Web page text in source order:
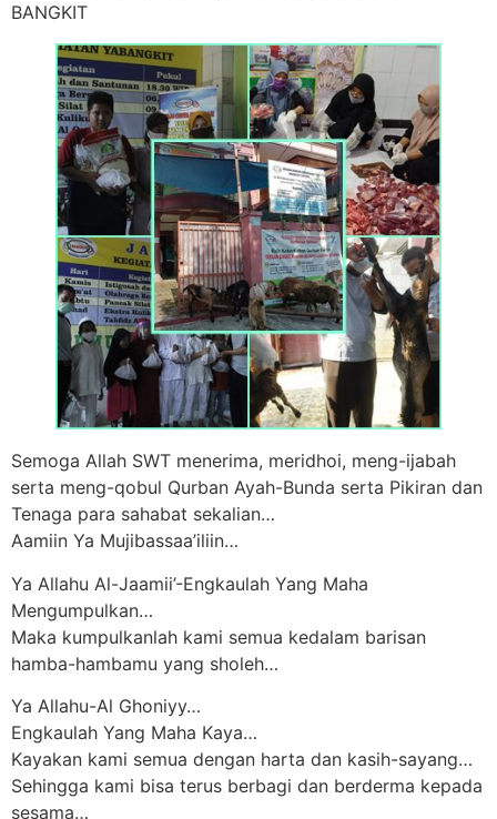
BANGKIT
Semoga Allah SWT menerima, meridhoi, meng-ijabah
serta meng-qobul Qurban Ayah-Bunda serta Pikiran dan
Tenaga para sahabat sekalian…
Aamiin Ya Mujibassaa’iliin…
Ya Allahu Al-Jaamii’-Engkaulah Yang Maha
Mengumpulkan…
Maka kumpulkanlah kami semua kedalam barisan
hamba-hambamu yang sholeh…
Ya Allahu-Al Ghoniyy…
Engkaulah Yang Maha Kaya…
Kayakan kami semua dengan harta dan kasih-sayang…
Sehingga kami bisa terus berbagi dan berderma kepada
sesama…